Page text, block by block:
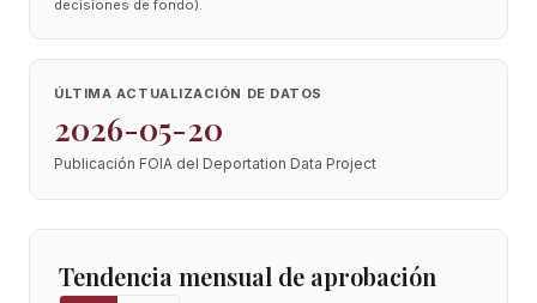
decisiones de fondo).
ÚLTIMA ACTUALIZACIÓN DE DATOS
2026-05-20
Publicación FOIA del Deportation Data Project
Tendencia mensual de aprobación